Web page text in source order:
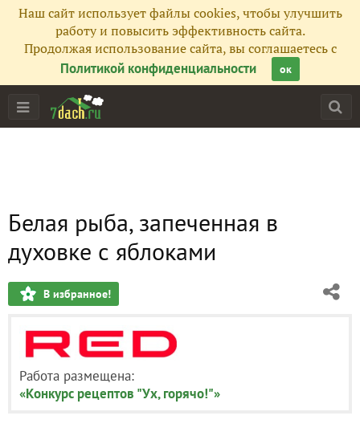
Наш сайт использует файлы cookies, чтобы улучшить
работу и повысить эффективность сайта.
Продолжая использование сайта, вы соглашаетесь с
Политикой конфиденциальности
ок
Белая рыба, запеченная в
духовке с яблоками
В избранное!
Работа размещена:
«Конкурс рецептов "Ух, горячо!"»